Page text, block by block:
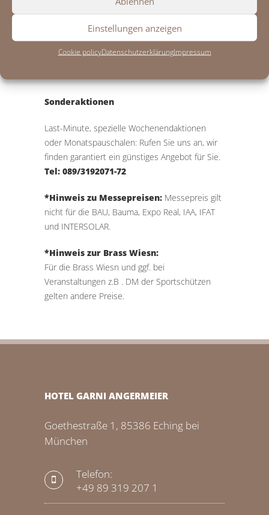
Einstellungen anzeigen
Cookie policyDatenschutzerklärungImpressum
Doppelzimmer + Couch
3-Bett-Zimmer 385,00 Euro
Einbettzimmer (klein) 127,00 Euro
Sonderaktionen
Last-Minute, spezielle Wochenendaktionen
oder Monatspauschalen: Rufen Sie uns an, wir
finden garantiert ein günstiges Angebot für Sie.
Tel: 089/3192071-72
*Hinweis zu Messepreisen: Messepreis gilt
nicht für die BAU, Bauma, Expo Real, IAA, IFAT
und INTERSOLAR.
*Hinweis zur Brass Wiesn:
Für die Brass Wiesn und ggf. bei
Veranstaltungen z.B . DM der Sportschützen
gelten andere Preise.
HOTEL GARNI ANGERMEIER
Goethestraße 1, 85386 Eching bei
München
Telefon:
+49 89 319 207 1